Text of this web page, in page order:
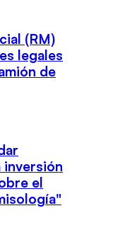
(RM)
legales
de
inversión
el